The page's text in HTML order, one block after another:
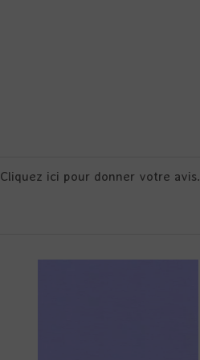
Cliquez ici pour donner votre avis.